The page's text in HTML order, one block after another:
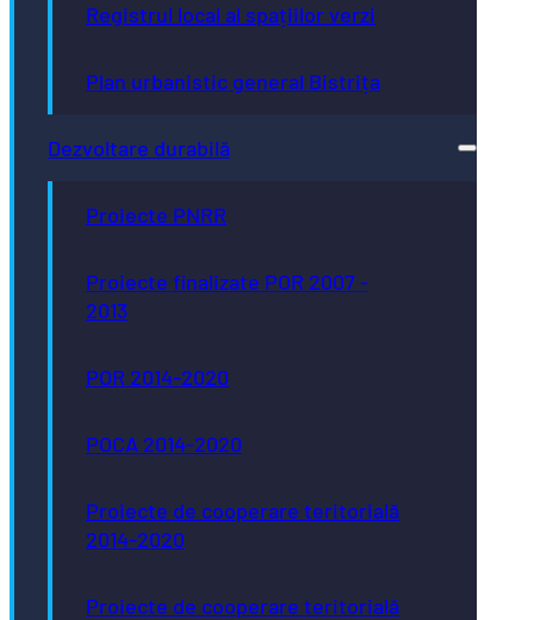
Registrul local al spațiilor verzi
Plan urbanistic general Bistrița
Dezvoltare durabilă
Proiecte PNRR
Proiecte finalizate POR 2007 -
2013
POR 2014-2020
POCA 2014-2020
Proiecte de cooperare teritorială
2014-2020
Proiecte de cooperare teritorială